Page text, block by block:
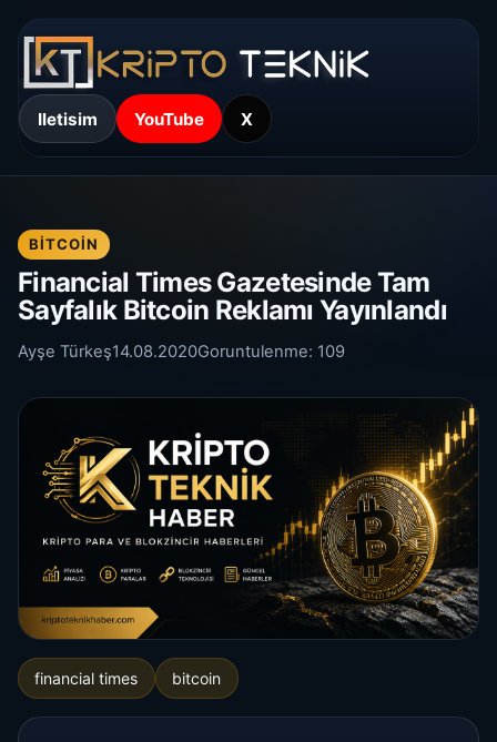
Iletisim YouTube X
BITCOIN
Financial Times Gazetesinde Tam
Sayfalık Bitcoin Reklamı Yayınlandı
Ayşe Türkeş14.08.2020Goruntulenme: 109
financial times bitcoin